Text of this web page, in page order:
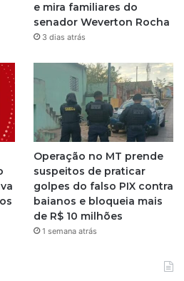
a
m
e mira familiares do
senador Weverton Rocha
3 dias atrás
Operação no MT prende
suspeitos de praticar
golpes do falso PIX contra
baianos e bloqueia mais
de R$ 10 milhões
1 semana atrás